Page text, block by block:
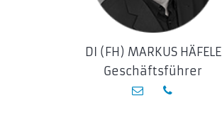
DI (FH) MARKUS HÄFELE
Geschäftsführer